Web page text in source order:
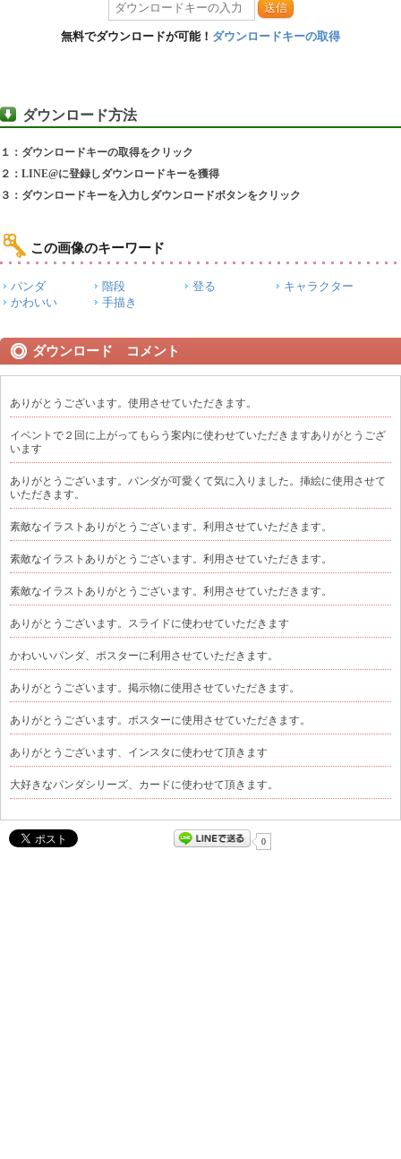
送信
無料でダウンロードが可能！ ダウンロードキーの取得
ダウンロード方法
１：ダウンロードキーの取得をクリック
２：LINE@に登録しダウンロードキーを獲得
３：ダウンロードキーを入力しダウンロードボタンをクリック
この画像のキーワード
パンダ 階段 登る
キャラクター
かわいい
手描き
ダウンロード コメント
ありがとうございます。使用させていただきます。
イベントで２回に上がってもらう案内に使わせていただきますありがとうござ
います
ありがとうございます。パンダが可愛くて気に入りました。挿絵に使用させて
いただきます。
素敵なイラストありがとうございます。利用させていただきます。
素敵なイラストありがとうございます。利用させていただきます。
素敵なイラストありがとうございます。利用させていただきます。
ありがとうございます。スライドに使わせていただきます
かわいいパンダ、ポスターに利用させていただきます。
ありがとうございます。掲示物に使用させていただきます。
ありがとうございます。ポスターに使用させていただきます。
ありがとうございます、インスタに使わせて頂きます
大好きなパンダシリーズ、カードに使わせて頂きます。
0